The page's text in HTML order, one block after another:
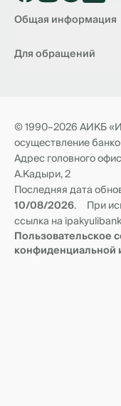
Общая информация
Вакансии
Новости
Реквизиты и
Для обращений
Транзитные счета
© 1990–2026 АИКБ
осуществление
Адрес головного
А.Кадыри, 2
Последняя дата
10/08/2026.
При
ссылка на
Пользовательское